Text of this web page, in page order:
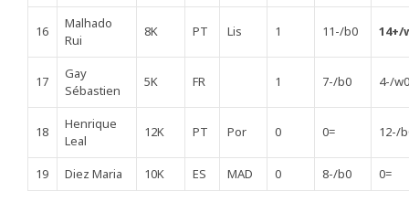
16
Malhado
Rui
8K PT Lis 1 11-/b0 14+/
17
Gay
Sébastien
5K FR 1 7-/b0 4-/w0
18
Henrique
Leal
12K PT Por 0 0= 12-/
19 Diez Maria 10K ES MAD 0 8-/b0 0=